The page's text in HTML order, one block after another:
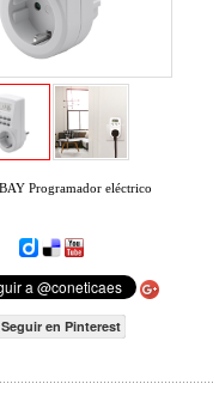
Programador eléctrico
Seguir en Pinterest